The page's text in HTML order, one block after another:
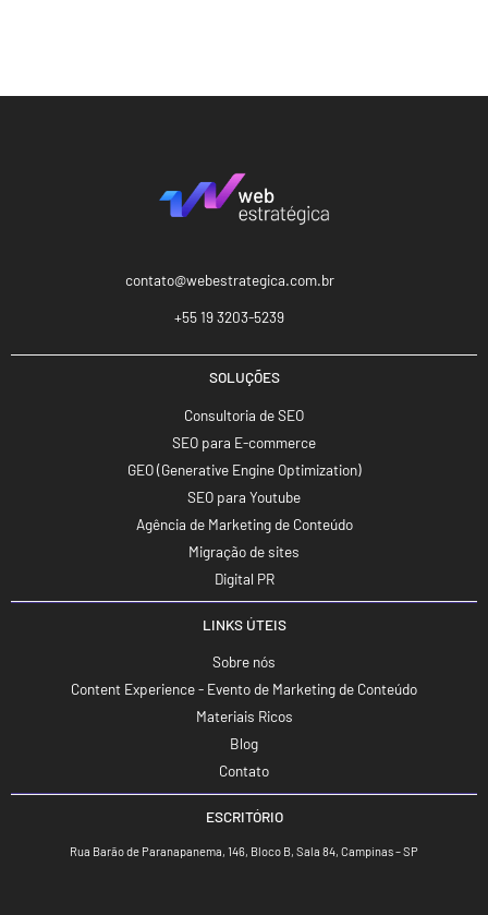
contato@webestrategica.com.br
+55 19 3203-5239
SOLUÇÕES
Consultoria de SEO
SEO para E-commerce
GEO (Generative Engine Optimization)
SEO para Youtube
Agência de Marketing de Conteúdo
Migração de sites
Digital PR
LINKS ÚTEIS
Sobre nós
Content Experience - Evento de Marketing de Conteúdo
Materiais Ricos
Blog
Contato
ESCRITÓRIO
Rua Barão de Paranapanema, 146, Bloco B, Sala 84, Campinas – SP